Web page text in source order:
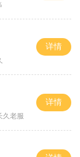
详情
久老服
详情